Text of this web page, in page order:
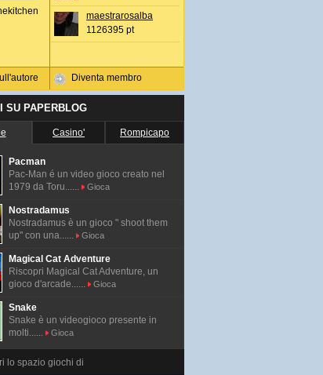
maestrarosalba
1126395 pt
Diventa membro
SU PAPERBLOG
Casino' Rompicapo
Pacman
Pac-Man é un video gioco creato nel
1979 da Toru......
Gioca
Nostradamus
Nostradamus è un gioco " shoot them
up" con una......
Gioca
Magical Cat Adventure
Riscopri Magical Cat Adventure, un
gioco d'arcade......
Gioca
Snake
Snake è un videogioco presente in
molti......
Gioca
lo spazio giochi di